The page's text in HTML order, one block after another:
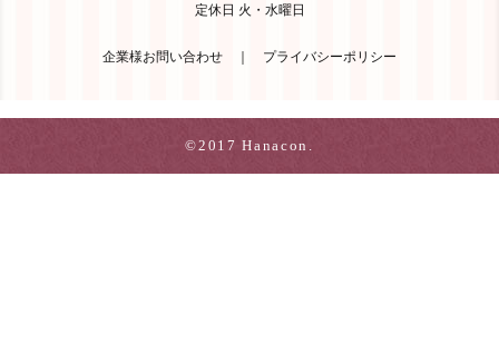
定休日 火・水曜日
企業様お問い合わせ プライバシーポリシー
©2017 Hanacon.